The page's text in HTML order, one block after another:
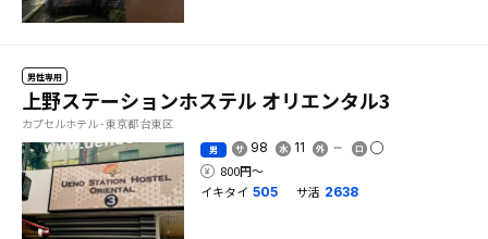
男性専用
上野ステーションホステル オリエンタル3
カプセルホテル - 東京都 台東区
男 98 11
800円〜
イキタイ 505 サ活 2638